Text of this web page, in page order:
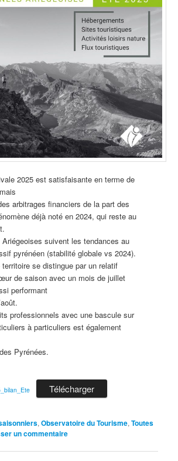
2025 est satisfaisante en terme de
arbitrages financiers de la part des
déjà noté en 2024, qui reste au
suivent les tendances au
pyrénéen (stabilité globale vs 2024).
se distingue par un relatif
de saison avec un mois de juillet
performant
professionnels avec une bascule sur
à particuliers est également
Pyrénées.
Télécharger
,Observatoire du Tourisme,Toutes
un commentaire